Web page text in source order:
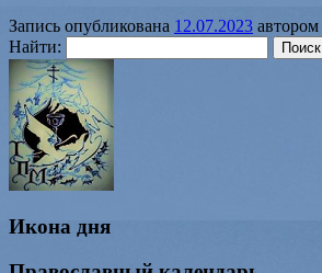
Запись опубликована 12.07.2023 автором
Найти:
Икона дня